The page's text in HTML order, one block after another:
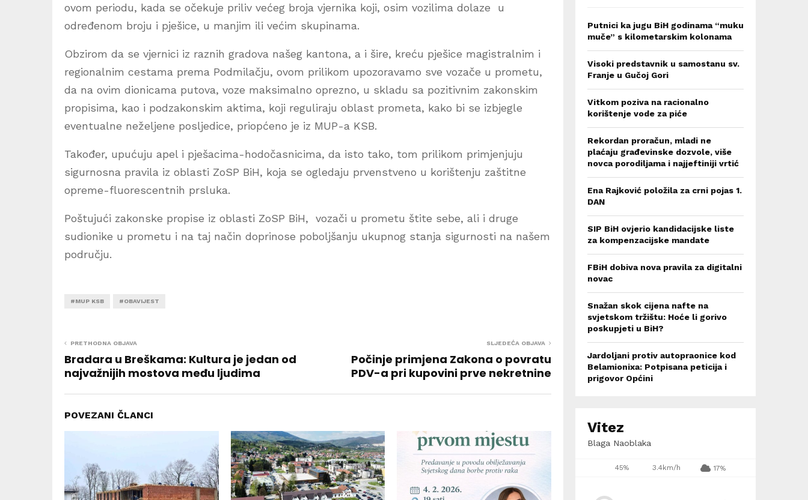
ovom periodu, kada se očekuje priliv većeg broja vjernika koji, osim vozilima dolaze u
određenom broju i pješice, u manjim ili većim skupinama.
Obzirom da se vjernici iz raznih gradova našeg kantona, a i šire, kreću pješice magistralnim i
regionalnim cestama prema Podmilačju, ovom prilikom upozoravamo sve vozače u prometu,
da na ovim dionicama putova, voze maksimalno oprezno, u skladu sa pozitivnim zakonskim
propisima, kao i podzakonskim aktima, koji reguliraju oblast prometa, kako bi se izbjegle
eventualne neželjene posljedice, priopćeno je iz MUP-a KSB.
Također, upućuju apel i pješacima-hodočasnicima, da isto tako, tom prilikom primjenjuju
sigurnosna pravila iz oblasti ZoSP BiH, koja se ogledaju prvenstveno u korištenju zaštitne
opreme-fluorescentnih prsluka.
Poštujući zakonske propise iz oblasti ZoSP BiH, vozači u prometu štite sebe, ali i druge
sudionike u prometu i na taj način doprinose poboljšanju ukupnog stanja sigurnosti na našem
području.
#MUP KSB #OBAVIJEST
PRETHODNA OBJAVA
Bradara u Breškama: Kultura je jedan od
najvažnijih mostova među ljudima
SLJEDEĆA OBJAVA
Počinje primjena Zakona o povratu
PDV-a pri kupovini prve nekretnine
POVEZANI ČLANCI
Putnici ka jugu BiH godinama “muku
muče” s kilometarskim kolonama
Visoki predstavnik u samostanu sv.
Franje u Gučoj Gori
Vitkom poziva na racionalno
korištenje vode za piće
Rekordan proračun, mladi ne
plaćaju građevinske dozvole, više
novca porodiljama i najjeftiniji vrtić
Ena Rajković položila za crni pojas 1.
DAN
SIP BiH ovjerio kandidacijske liste
za kompenzacijske mandate
FBiH dobiva nova pravila za digitalni
novac
Snažan skok cijena nafte na
svjetskom tržištu: Hoće li gorivo
poskupjeti u BiH?
Jardoljani protiv autopraonice kod
Belamionixa: Potpisana peticija i
prigovor Općini
Vitez
Blaga Naoblaka
45% 3.4km/h 17%